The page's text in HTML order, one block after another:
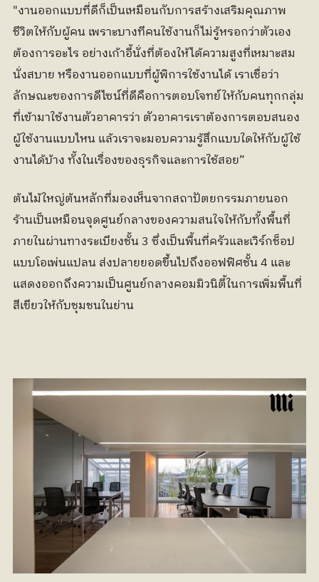
"งานออกแบบที่ดีก็เป็นเหมือนกับการสร้างเสริมคุณภาพ
ชีวิตให้กับผู้คน เพราะบางทีคนใช้งานก็ไม่รู้หรอกว่าตัวเอง
ต้องการอะไร อย่างเก้าอี้นั่งที่ต้องให้ได้ความสูงที่เหมาะสม
นั่งสบาย หรืองานออกแบบที่ผู้พิการใช้งานได้ เราเชื่อว่า
ลักษณะของการดีไซน์ที่ดีคือการตอบโจทย์ให้กับคนทุกกลุ่ม
ที่เข้ามาใช้งานตัวอาคารว่า ตัวอาคารเราต้องการตอบสนอง
ผู้ใช้งานแบบไหน แล้วเราจะมอบความรู้สึกแบบใดให้กับผู้ใช้
งานได้บ้าง ทั้งในเรื่องของธุรกิจและการใช้สอย”
ต้นไม้ใหญ่ต้นหลักที่มองเห็นจากสถาปัตยกรรมภายนอก
ร้านเป็นเหมือนจุดศูนย์กลางของความสนใจให้กับทั้งพื้นที่
ภายในผ่านทางระเบียงชั้น 3 ซึ่งเป็นพื้นที่ครัวและเวิร์กช็อป
แบบโอเพ่นแปลน ส่งปลายยอดขึ้นไปถึงออฟฟิศชั้น 4 และ
แสดงออกถึงความเป็นศูนย์กลางคอมมิวนิตี้ในการเพิ่มพื้นที่
สีเขียวให้กับชุมชนในย่าน